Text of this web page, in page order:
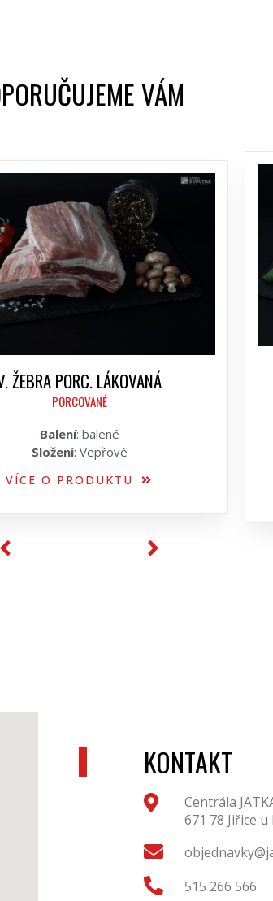
VÁM
ŽEBRA PORC. LÁKOVANÁ
PORCOVANÉ
Balení: balené
Složení: Vepřové
VÍCE O PRODUKTU
KONTAKT
Centrála
671 78 Jiřice
515 266 566